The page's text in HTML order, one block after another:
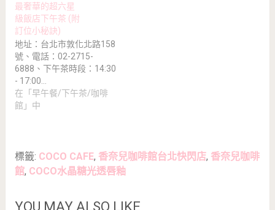
最奢華的超六星
級飯店下午茶 (附
訂位小秘訣)
地址：台北市敦化北路158
號、電話：02-2715-
6888、下午茶時段：14:30
- 17:00…
在「早午餐/下午茶/咖啡
館」中
標籤: COCO CAFE, 香奈兒咖啡館台北快閃店, 香奈兒咖啡
館, COCO水晶糖光透唇釉
YOU MAY ALSO LIKE